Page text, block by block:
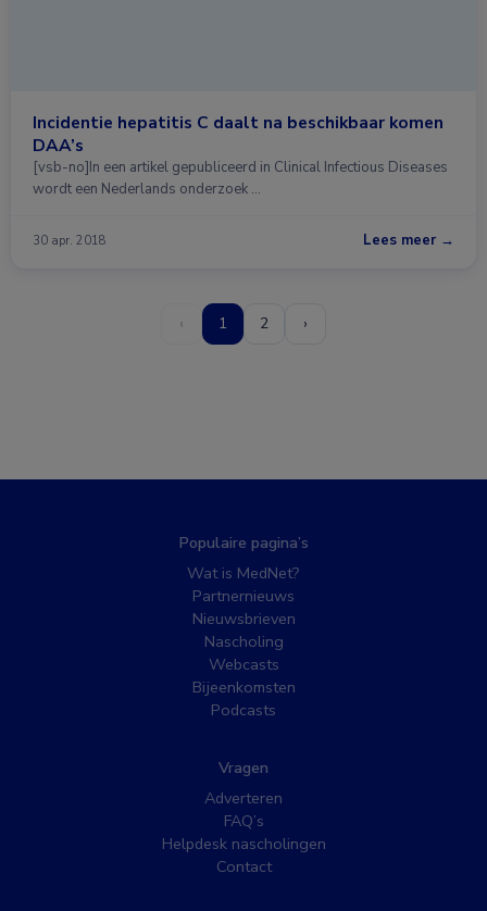
Incidentie hepatitis C daalt na beschikbaar komen
DAA’s
[vsb-no]In een artikel gepubliceerd in Clinical Infectious Diseases
wordt een Nederlands onderzoek …
30 apr. 2018 Lees meer →
‹ 1 2 ›
Populaire pagina’s
Wat is MedNet?
Partnernieuws
Nieuwsbrieven
Nascholing
Webcasts
Bijeenkomsten
Podcasts
Vragen
Adverteren
FAQ’s
Helpdesk nascholingen
Contact